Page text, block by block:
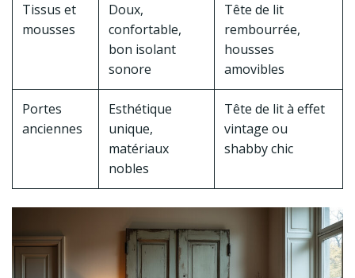
Tissus et
mousses
Doux,
confortable,
bon isolant
sonore
Tête de lit
rembourrée,
housses
amovibles
Portes
anciennes
Esthétique
unique,
matériaux
nobles
Tête de lit à effet
vintage ou
shabby chic